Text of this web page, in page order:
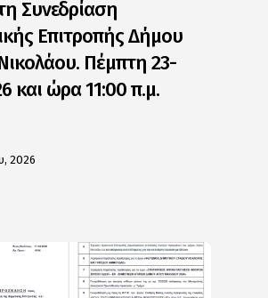
Συνεδρίαση
Επιτροπής Δήμου
Πέμπτη 23-
και ώρα 11:00 π.μ.
2026